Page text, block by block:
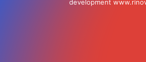
development